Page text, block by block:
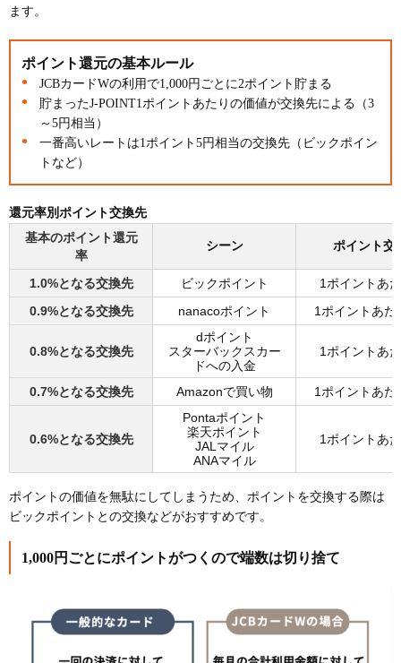
ます。
ポイント還元の基本ルール
JCBカードWの利用で1,000円ごとに2ポイント貯まる
貯まったJ-POINT1ポイントあたりの価値が交換先による（3
～5円相当）
一番高いレートは1ポイント5円相当の交換先（ビックポイン
トなど）
還元率別ポイント交換先
基本のポイント還元
率
シーン ポイント交
1.0%となる交換先 ビックポイント
1ポイントあ
0.9%となる交換先
nanacoポイント 1ポイントあた
0.8%となる交換先
dポイント
スターバックスカー
ドへの入金
1ポイントあ
0.7%となる交換先 Amazonで買い物 1ポイントあた
0.6%となる交換先
Pontaポイント
楽天ポイント
JALマイル
ANAマイル
1ポイントあ
ポイントの価値を無駄にしてしまうため、ポイントを交換する際は
ビックポイントとの交換などがおすすめです。
1,000円ごとにポイントがつくので端数は切り捨て